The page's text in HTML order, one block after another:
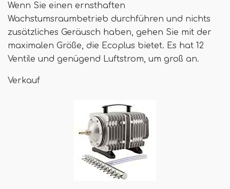
Wenn Sie einen ernsthaften
Wachstumsraumbetrieb durchführen und nichts
zusätzliches Geräusch haben, gehen Sie mit der
maximalen Größe, die Ecoplus bietet. Es hat 12
Ventile und genügend Luftstrom, um groß an.
Verkauf